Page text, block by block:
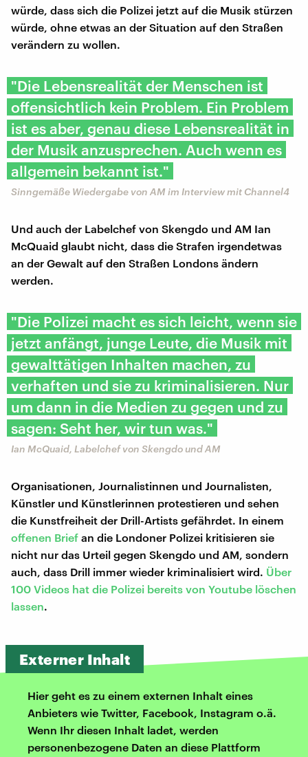
würde, dass sich die Polizei jetzt auf die Musik stürzen
würde, ohne etwas an der Situation auf den Straßen
verändern zu wollen.
"Die Lebensrealität der Menschen ist
offensichtlich kein Problem. Ein Problem
ist es aber, genau diese Lebensrealität in
der Musik anzusprechen. Auch wenn es
allgemein bekannt ist."
Sinngemäße Wiedergabe von AM im Interview mit Channel4
Und auch der Labelchef von Skengdo und AM Ian
McQuaid glaubt nicht, dass die Strafen irgendetwas
an der Gewalt auf den Straßen Londons ändern
werden.
"Die Polizei macht es sich leicht, wenn sie
jetzt anfängt, junge Leute, die Musik mit
gewalttätigen Inhalten machen, zu
verhaften und sie zu kriminalisieren. Nur
um dann in die Medien zu gegen und zu
sagen: Seht her, wir tun was."
Ian McQuaid, Labelchef von Skengdo und AM
Organisationen, Journalistinnen und Journalisten,
Künstler und Künstlerinnen protestieren und sehen
die Kunstfreiheit der Drill-Artists gefährdet. In einem
offenen Brief an die Londoner Polizei kritisieren sie
nicht nur das Urteil gegen Skengdo und AM, sondern
auch, dass Drill immer wieder kriminalisiert wird. Über
100 Videos hat die Polizei bereits von Youtube löschen
lassen.
Externer Inhalt
Hier geht es zu einem externen Inhalt eines
Anbieters wie Twitter, Facebook, Instagram o.ä.
Wenn Ihr diesen Inhalt ladet, werden
personenbezogene Daten an diese Plattform